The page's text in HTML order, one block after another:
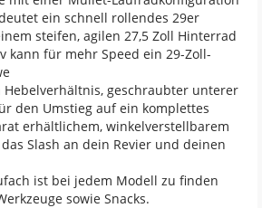
ein schnell rollendes 29er
steifen, agilen 27,5 Zoll Hinterrad
kann für mehr Speed ein 29-Zoll-
Hebelverhältnis, geschraubter unterer
den Umstieg auf ein komplettes
erhältlichem, winkelverstellbarem
Slash an dein Revier und deinen
ist bei jedem Modell zu finden
sowie Snacks.